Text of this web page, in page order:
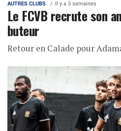
AUTRES CLUBS Il y a 3 semaines
Le FCVB recrute son
buteur
Retour en Calade pour